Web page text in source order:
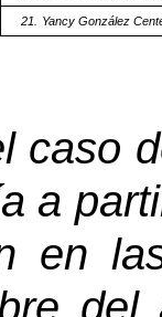
21. Yancy González
caso
a
en